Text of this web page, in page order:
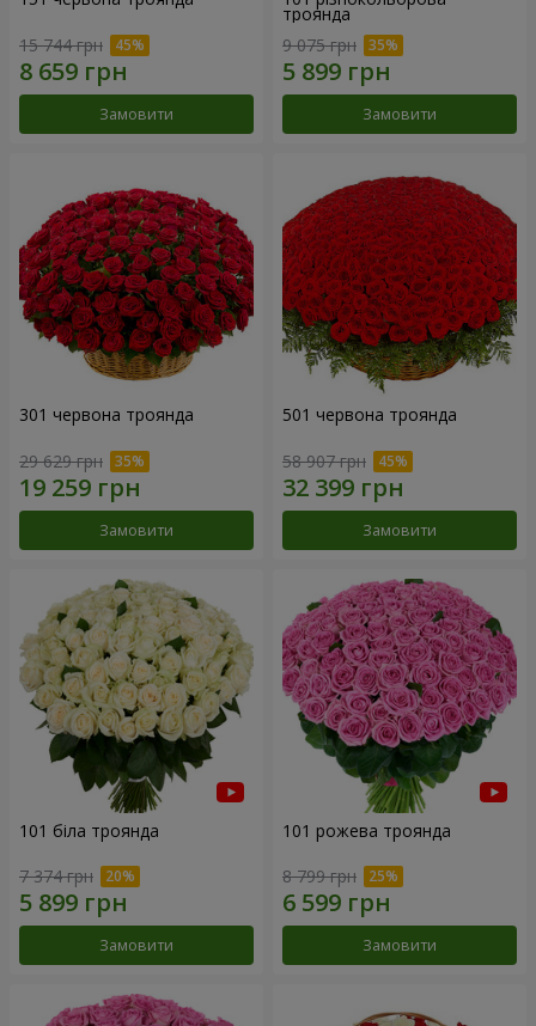
15 744 грн
Замовити
троянда
9 075 грн
Замовити
301 червона троянда
29 629 грн
Замовити
501 червона троянда
58 907 грн
Замовити
101 біла троянда
7 374 грн
Замовити
101 рожева троянда
8 799 грн
Замовити